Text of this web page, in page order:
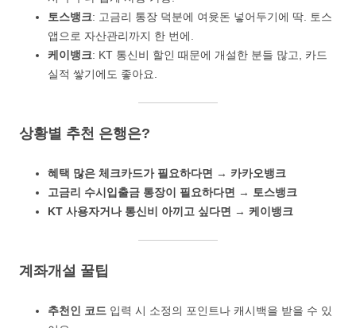
토스뱅크: 고금리 통장 덕분에 여윳돈 넣어두기에 딱. 토스
앱으로 자산관리까지 한 번에.
케이뱅크: KT 통신비 할인 때문에 개설한 분들 많고, 카드
실적 쌓기에도 좋아요.
상황별 추천 은행은?
혜택 많은 체크카드가 필요하다면 → 카카오뱅크
고금리 수시입출금 통장이 필요하다면 → 토스뱅크
KT 사용자거나 통신비 아끼고 싶다면 → 케이뱅크
계좌개설 꿀팁
추천인 코드 입력 시 소정의 포인트나 캐시백을 받을 수 있